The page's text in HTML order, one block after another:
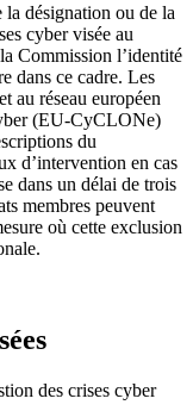
désignation ou de la
cyber visée au
Commission l’identité
dans ce cadre. Les
au réseau européen
(EU-CyCLONe)
du
d’intervention en cas
dans un délai de trois
membres peuvent
où cette exclusion
des crises cyber